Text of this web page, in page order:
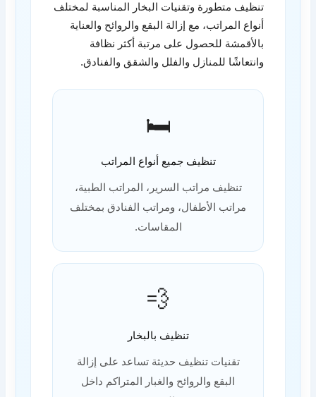
تنظيف متطورة وتقنيات البخار المناسبة لمختلف
أنواع المراتب، مع إزالة البقع والروائح والعناية
بالأقمشة للحصول على مرتبة أكثر نظافة
وانتعاشًا للمنازل والفلل والشقق والفنادق.
🛏️
تنظيف جميع أنواع المراتب
تنظيف مراتب السرير، المراتب الطبية،
مراتب الأطفال، ومراتب الفنادق بمختلف
المقاسات.
💨
تنظيف بالبخار
تقنيات تنظيف حديثة تساعد على إزالة
البقع والروائح والغبار المتراكم داخل